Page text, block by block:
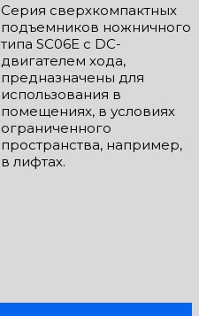
Серия сверхкомпактных
подъемников ножничного
типа SC06E с DC-
двигателем хода,
предназначены для
использования в
помещениях, в условиях
ограниченного
пространства, например,
в лифтах.